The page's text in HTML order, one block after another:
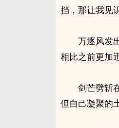
挡，那让我见
万逐风发
相比之前更加
剑芒劈斩
但自己凝聚的